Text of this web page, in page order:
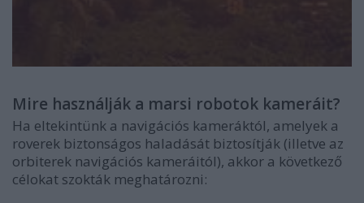
Mire használják a marsi robotok kameráit?
Ha eltekintünk a navigációs kameráktól, amelyek a
roverek biztonságos haladását biztosítják (illetve az
orbiterek navigációs kameráitól), akkor a következő
célokat szokták meghatározni: